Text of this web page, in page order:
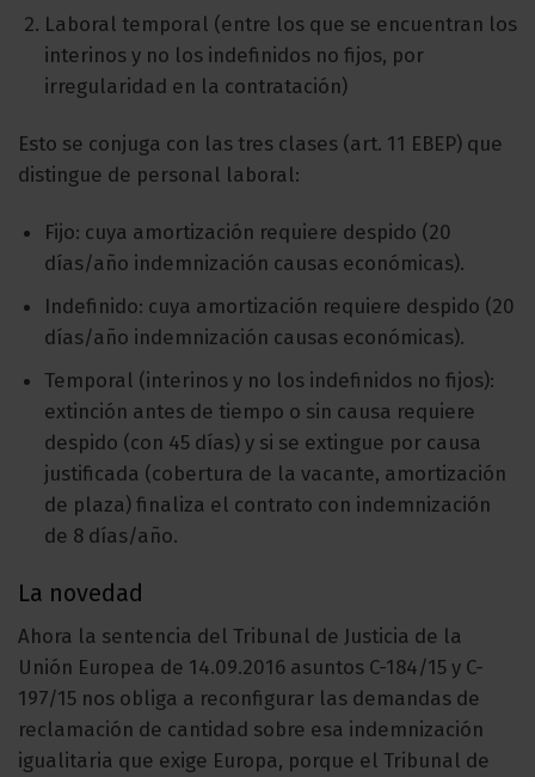
Laboral temporal (entre los que se encuentran los
interinos y no los indefinidos no fijos, por
irregularidad en la contratación)
Esto se conjuga con las tres clases (art. 11 EBEP) que
distingue de personal laboral:
Fijo: cuya amortización requiere despido (20
días/año indemnización causas económicas).
Indefinido: cuya amortización requiere despido (20
días/año indemnización causas económicas).
Temporal (interinos y no los indefinidos no fijos):
extinción antes de tiempo o sin causa requiere
despido (con 45 días) y si se extingue por causa
justificada (cobertura de la vacante, amortización
de plaza) finaliza el contrato con indemnización
de 8 días/año.
La novedad
Ahora la sentencia del Tribunal de Justicia de la
Unión Europea de 14.09.2016 asuntos C-184/15 y C-
197/15 nos obliga a reconfigurar las demandas de
reclamación de cantidad sobre esa indemnización
igualitaria que exige Europa, porque el Tribunal de